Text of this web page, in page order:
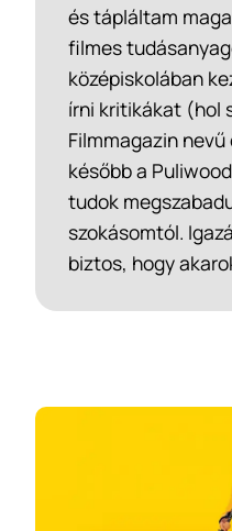
és tápláltam
filmes
középiskolában
írni kritikákat (hol
Filmmagazin
később a
tudok
szokásomtól.
biztos, hogy